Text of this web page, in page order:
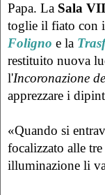
Papa. La Sala
toglie il fiato con
Foligno e la
restituito nuova
l'Incoronazione
apprezzare i
«Quando si
focalizzato alle
illuminazione li